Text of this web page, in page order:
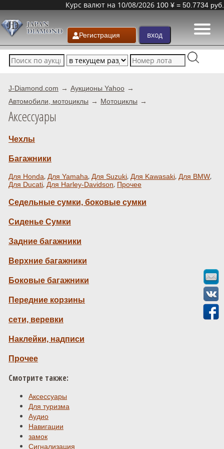
Курс валют на 10/08/2026 100 ¥ = 50.7734 руб.
Регистрация
J-Diamond.com
Аукционы Yahoo
Автомобили, мотоциклы
Мотоциклы
Аксессуары
Чехлы
Багажники
Для Honda, Для Yamaha, Для Suzuki, Для Kawasaki, Для BMW,
Для Ducati, Для Harley-Davidson, Прочее
Седельные сумки, боковые сумки
Сиденье Сумки
Задние багажники
Верхние багажники
Боковые багажники
Передние корзины
сети, веревки
Наклейки, надписи
Прочее
Смотрите также:
Аксессуары
Для туризма
Аудио
Навигации
замок
Сигнализация